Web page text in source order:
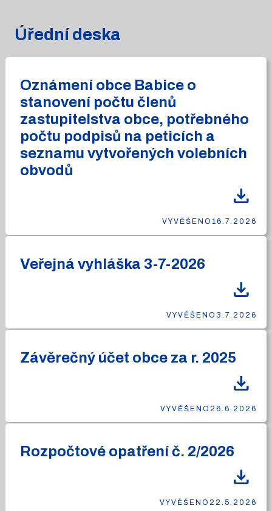
Úřední deska
Oznámení obce Babice o
stanovení počtu členů
zastupitelstva obce, potřebného
počtu podpisů na peticích a
seznamu vytvořených volebních
obvodů
download
VYVĚŠENO 16.7.2026
Veřejná vyhláška 3-7-2026
download
VYVĚŠENO 3.7.2026
Závěrečný účet obce za r. 2025
download
VYVĚŠENO 26.6.2026
Rozpočtové opatření č. 2/2026
download
VYVĚŠENO 22.5.2026